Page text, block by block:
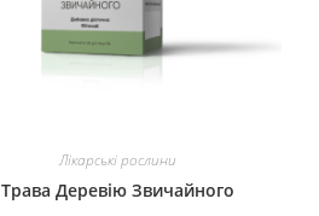
Лікарські рослини
Трава Деревію Звичайного